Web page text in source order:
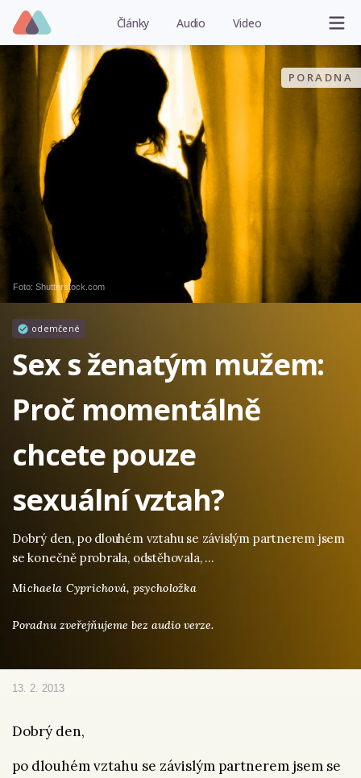
Články Audio Video
PORADNA
Foto: Shutterstock.com
odemčené
Sex s ženatým mužem:
Proč momentálně
chcete pouze
sexuální vztah?
Dobrý den, po dlouhém vztahu se závislým partnerem jsem
se konečně probrala, odstěhovala, …
Michaela Cyprichová, psycholožka
Poradnu zveřejňujeme bez audio verze.
13. 2. 2013
Dobrý den,
po dlouhém vztahu se závislým partnerem jsem se